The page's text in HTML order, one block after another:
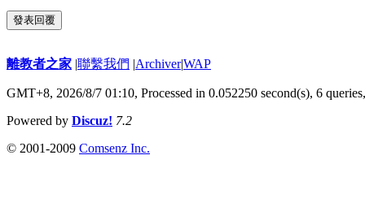
發表回覆
離教者之家 |聯繫我們 |Archiver|WAP
GMT+8, 2026/8/7 01:10, Processed in 0.052250 second(s), 6
Powered by Discuz! 7.2
© 2001-2009 Comsenz Inc.